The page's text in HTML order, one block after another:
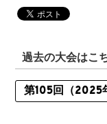
過去の大会はこ